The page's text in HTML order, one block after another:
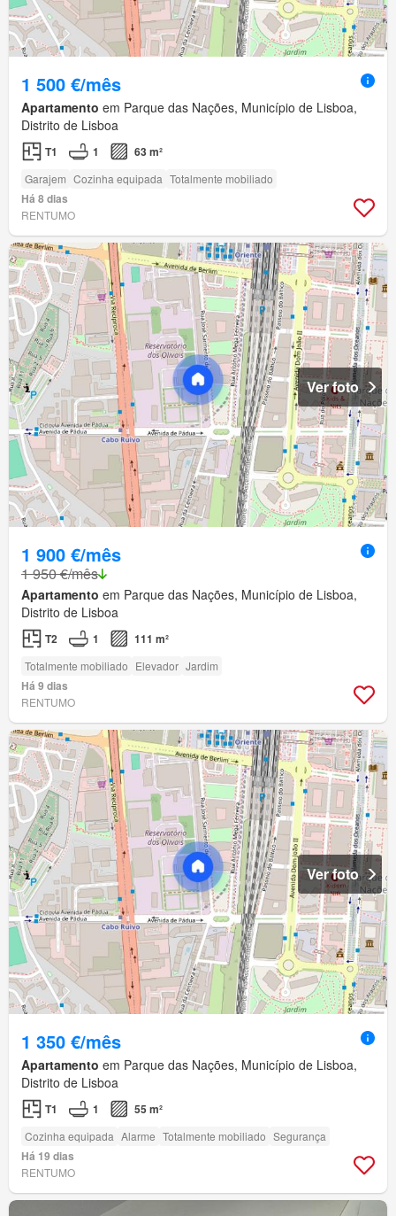
1 500 €/mês
Apartamento em Parque das Nações, Município de Lisboa,
Distrito de Lisboa
T1 1 63 m²
Garajem Cozinha equipada Totalmente mobiliado
Há 8 dias
RENTUMO
Ver foto
1 900 €/mês
1 950 €/mês
Apartamento em Parque das Nações, Município de Lisboa,
Distrito de Lisboa
T2 1 111 m²
Totalmente mobiliado Elevador Jardim
Há 9 dias
RENTUMO
Ver foto
1 350 €/mês
Apartamento em Parque das Nações, Município de Lisboa,
Distrito de Lisboa
T1 1 55 m²
Cozinha equipada Alarme Totalmente mobiliado Segurança
Há 19 dias
RENTUMO